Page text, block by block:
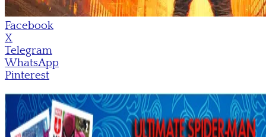
Facebook
X
Telegram
WhatsApp
Pinterest